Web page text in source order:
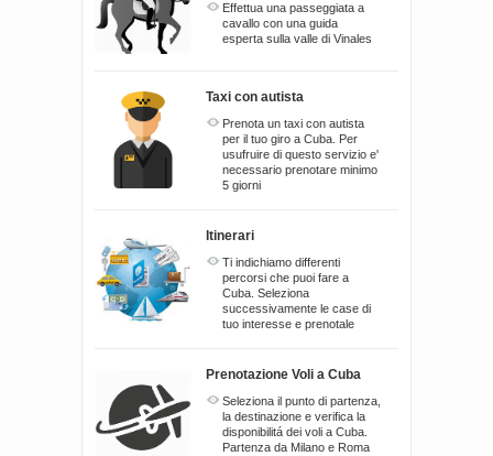
Effettua una passeggiata a
cavallo con una guida
esperta sulla valle di Vinales
Taxi con autista
Prenota un taxi con autista
per il tuo giro a Cuba. Per
usufruire di questo servizio e'
necessario prenotare minimo
5 giorni
Itinerari
Ti indichiamo differenti
percorsi che puoi fare a
Cuba. Seleziona
successivamente le case di
tuo interesse e prenotale
Prenotazione Voli a Cuba
Seleziona il punto di partenza,
la destinazione e verifica la
disponibilitá dei voli a Cuba.
Partenza da Milano e Roma